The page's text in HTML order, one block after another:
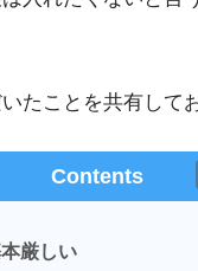
たことを共有して
Contents
厳しい